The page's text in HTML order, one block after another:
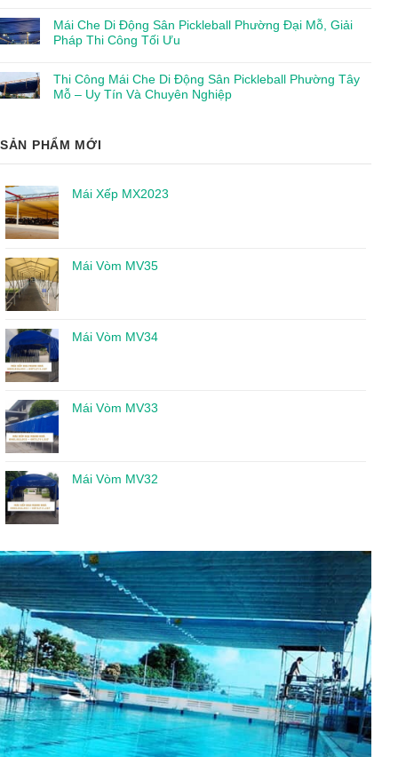
Mái Che Di Động Sân Pickleball Phường Đại Mỗ, Giải
Pháp Thi Công Tối Ưu
Thi Công Mái Che Di Động Sân Pickleball Phường Tây
Mỗ – Uy Tín Và Chuyên Nghiệp
SẢN PHẨM MỚI
Mái Xếp MX2023
Mái Vòm MV35
Mái Vòm MV34
Mái Vòm MV33
Mái Vòm MV32